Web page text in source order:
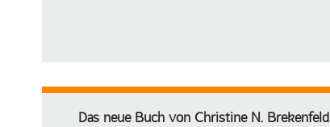
Das neue Buch von Christine N. Brekenfeld